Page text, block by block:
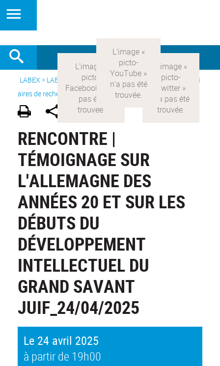
LABEX > LABEX COMOD> Version française > Recherche >
8
aires de recherche> Modernités allemandes
RENCONTRE |
TÉMOIGNAGE SUR
L'ALLEMAGNE DES
ANNÉES 20 ET SUR LES
DÉBUTS DU
DÉVELOPPEMENT
INTELLECTUEL DU
GRAND SAVANT
JUIF_24/04/2025
Le 24 avril 2025
à partir de 19h00